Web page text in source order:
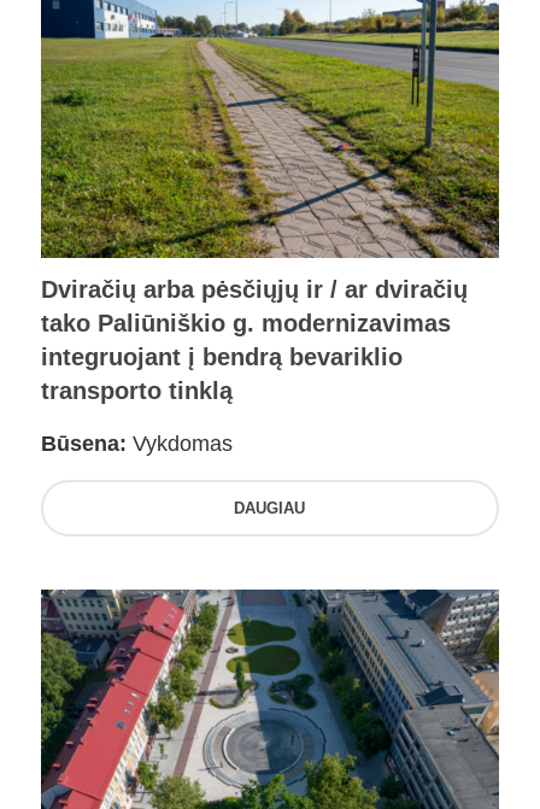
Dviračių arba pėsčiųjų ir / ar dviračių
tako Paliūniškio g. modernizavimas
integruojant į bendrą bevariklio
transporto tinklą
Būsena: Vykdomas
DAUGIAU